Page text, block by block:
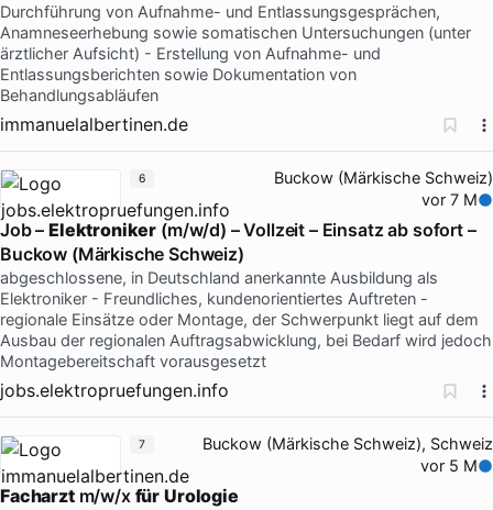
Durchführung von Aufnahme- und Entlassungsgesprächen,
Anamneseerhebung sowie somatischen Untersuchungen (unter
ärztlicher Aufsicht) - Erstellung von Aufnahme- und
Entlassungsberichten sowie Dokumentation von
Behandlungsabläufen
immanuelalbertinen.de
Buckow (Märkische Schweiz)
vor 7 M
Job –Elektroniker (m/w/d) – Vollzeit – Einsatz ab sofort –
Buckow (Märkische Schweiz)
abgeschlossene, in Deutschland anerkannte Ausbildung als
Elektroniker - Freundliches, kundenorientiertes Auftreten -
regionale Einsätze oder Montage, der Schwerpunkt liegt auf dem
Ausbau der regionalen Auftragsabwicklung, bei Bedarf wird jedoch
Montagebereitschaft vorausgesetzt
jobs.elektropruefungen.info
6
Buckow (Märkische Schweiz), Schweiz
vor 5 M
Facharztm/w/x für Urologie
7